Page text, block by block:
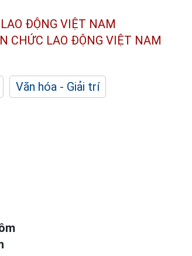
LAO ĐỘNG VIỆT NAM
CHỨC LAO ĐỘNG VIỆT NAM
Văn hóa - Giải trí